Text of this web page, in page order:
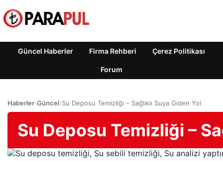
Güncel Haberler Firma Rehberi Çerez Politikası
Forum
Haberler›Güncel›Su Deposu Temizliği – Sağlıklı Suya Giden Yol
Su Deposu Temizliği –